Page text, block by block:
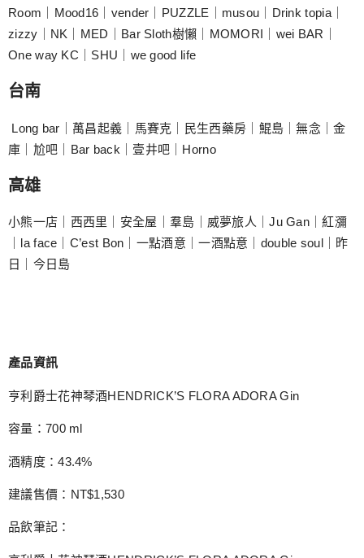
Room｜Mood16｜vender｜PUZZLE｜musou｜Drink topia｜
zizzy｜NK｜MED｜Bar Sloth樹懶｜MOMORI｜wei BAR｜
One way KC｜SHU｜we good life
台南
Long bar｜萬昌起義｜馬賽克｜民生西藥房｜鯤島｜無念｜金
庫｜尬吧｜Bar back｜壹井吧｜Horno
高雄
小熊一店｜西西里｜安全屋｜羣島｜威夢旅人｜Ju Gan｜紅瀰
｜la face｜C’est Bon｜一點酒意｜一酒點意｜double soul｜昨
日｜今日島
產品資訊
亨利爵士花神琴酒HENDRICK’S FLORA ADORA Gin
容量：700 ml
酒精度：43.4%
建議售價：NT$1,530
品飲筆記：